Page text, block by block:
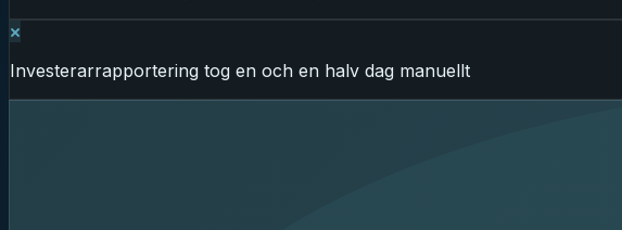
Investerarrapportering tog en och en halv dag manuellt